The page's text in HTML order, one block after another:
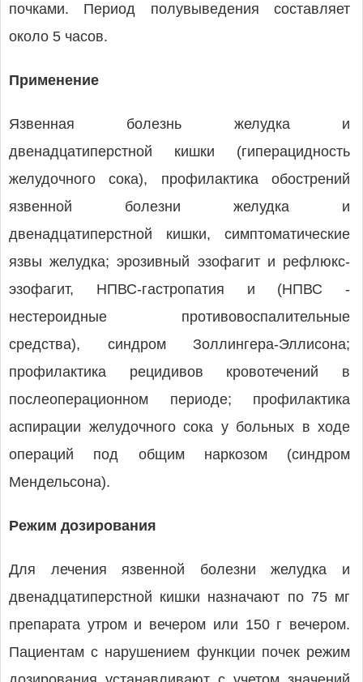
почками. Период полувыведения составляет
около 5 часов.
Применение
Язвенная болезнь желудка и
двенадцатиперстной кишки (гиперацидность
желудочного сока), профилактика обострений
язвенной болезни желудка и
двенадцатиперстной кишки, симптоматические
язвы желудка; эрозивный эзофагит и рефлюкс-
эзофагит, НПВС-гастропатия и (НПВС -
нестероидные противовоспалительные
средства), синдром Золлингера-Эллисона;
профилактика рецидивов кровотечений в
послеоперационном периоде; профилактика
аспирации желудочного сока у больных в ходе
операций под общим наркозом (синдром
Мендельсона).
Режим дозирования
Для лечения язвенной болезни желудка и
двенадцатиперстной кишки назначают по 75 мг
препарата утром и вечером или 150 г вечером.
Пациентам с нарушением функции почек режим